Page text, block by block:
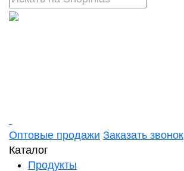
Оптовые продажи Заказать звонок
Каталог
Продукты